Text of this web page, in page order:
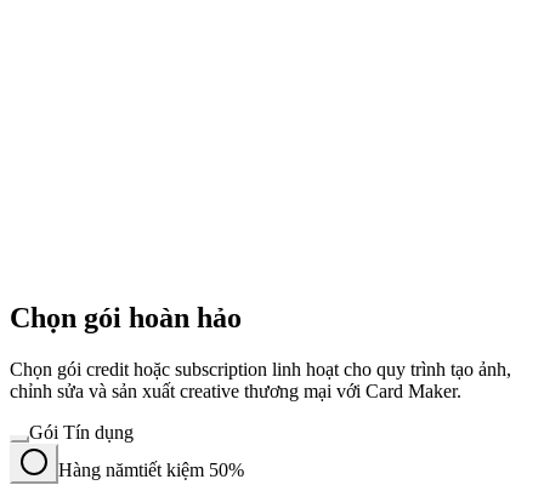
Chọn gói hoàn hảo
Chọn gói credit hoặc subscription linh hoạt cho quy trình tạo ảnh,
chỉnh sửa và sản xuất creative thương mại với Card Maker.
Gói Tín dụng
Hàng nămtiết kiệm 50%